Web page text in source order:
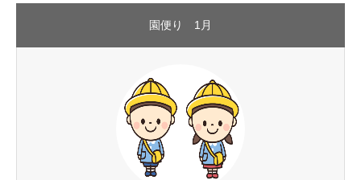
園便り 1月